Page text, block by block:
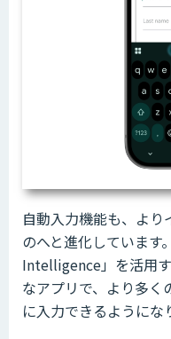
自動入力機能も、よ
のへと進化していま
Intelligence」を活用
なアプリで、より多く
に入力できるようにな